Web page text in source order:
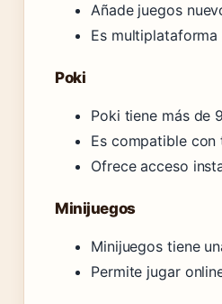
Añade juegos
Es
Poki
Poki tiene más de
Es compatible
Ofrece acceso
Minijuegos
Minijuegos tiene
Permite jugar